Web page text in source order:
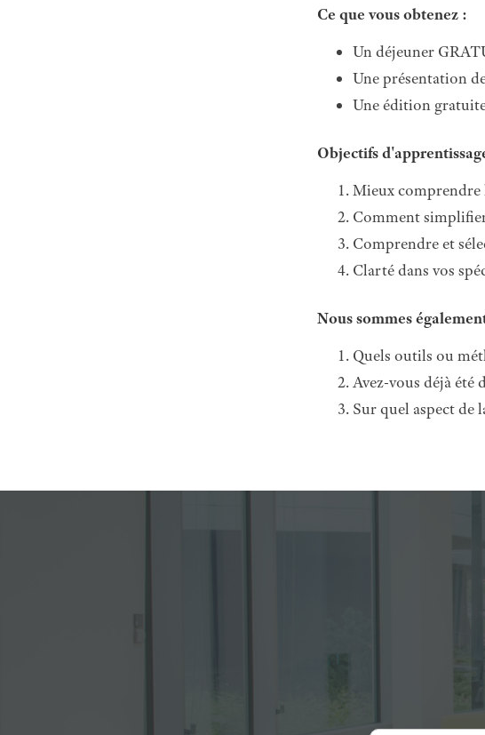
Ce que vous obtenez :
Un déjeuner
Une présentation
Une édition
Objectifs
Mieux
Comment
Comprendre et
Clarté dans vos
Nous sommes
Quels outils ou
Avez-vous déjà été
Sur quel aspect de